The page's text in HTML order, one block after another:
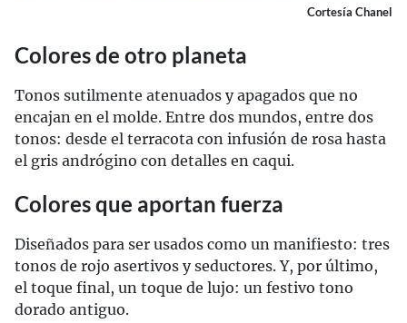
Cortesía Chanel
Colores de otro planeta
Tonos sutilmente atenuados y apagados que no
encajan en el molde. Entre dos mundos, entre dos
tonos: desde el terracota con infusión de rosa hasta
el gris andrógino con detalles en caqui.
Colores que aportan fuerza
Diseñados para ser usados como un manifiesto: tres
tonos de rojo asertivos y seductores. Y, por último,
el toque final, un toque de lujo: un festivo tono
dorado antiguo.